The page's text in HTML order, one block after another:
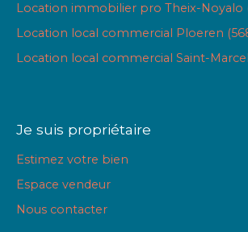
Location immobilier pro Theix-Noyalo
Location local commercial Ploeren
Location local commercial Saint-Marcel
Je suis propriétaire
Estimez votre bien
Espace vendeur
Nous contacter